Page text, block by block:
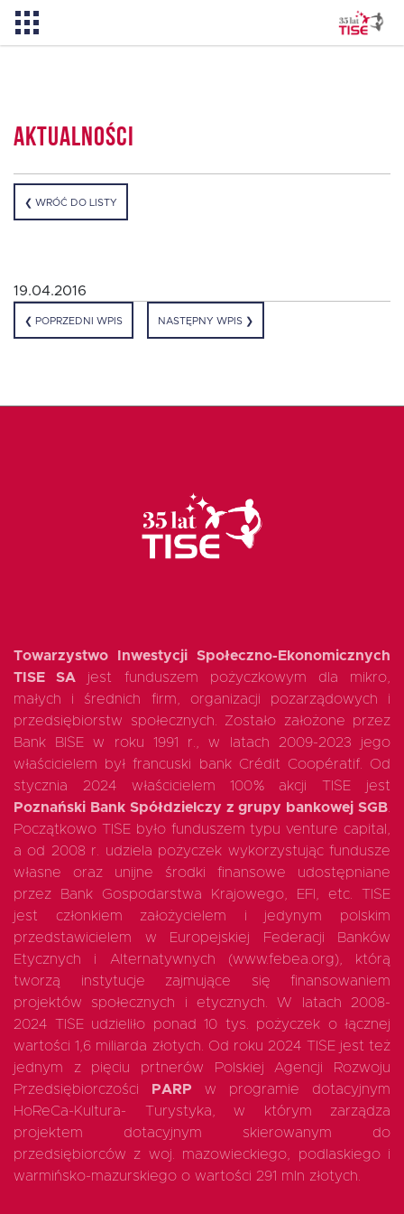
Dlaczego TISE?
Pożyczka rozwojowa TISE – NOWOŚĆ!
Oferta dla MSP
Oferta dla NGO/PES
Kontakt
EN
Aktualności
❮ WRÓĆ DO LISTY
19.04.2016
❮ POPRZEDNI WPIS NASTĘPNY WPIS ❯
Towarzystwo Inwestycji Społeczno-Ekonomicznych
TISE SA jest funduszem pożyczkowym dla mikro,
małych i średnich firm, organizacji pozarządowych i
przedsiębiorstw społecznych. Zostało założone przez
Bank BISE w roku 1991 r., w latach 2009-2023 jego
właścicielem był francuski bank Crédit Coopératif. Od
stycznia 2024 właścicielem 100% akcji TISE jest
Poznański Bank Spółdzielczy z grupy bankowej SGB.
Początkowo TISE było funduszem typu venture capital,
a od 2008 r. udziela pożyczek wykorzystując fundusze
własne oraz unijne środki finansowe udostępniane
przez Bank Gospodarstwa Krajowego, EFI, etc. TISE
jest członkiem założycielem i jedynym polskim
przedstawicielem w Europejskiej Federacji Banków
Etycznych i Alternatywnych (www.febea.org), którą
tworzą instytucje zajmujące się finansowaniem
projektów społecznych i etycznych. W latach 2008-
2024 TISE udzieliło ponad 10 tys. pożyczek o łącznej
wartości 1,6 miliarda złotych. Od roku 2024 TISE jest też
jednym z pięciu prtnerów Polskiej Agencji Rozwoju
Przedsiębiorczości
PARP w programie dotacyjnym
HoReCa-Kultura- Turystyka, w którym zarządza
projektem dotacyjnym skierowanym do
przedsiębiorców z woj. mazowieckiego, podlaskiego i
warmińsko-mazurskiego o wartości 291 mln złotych.